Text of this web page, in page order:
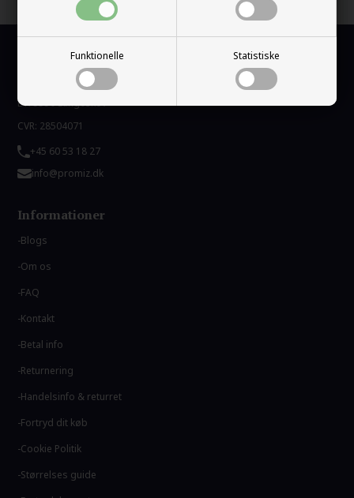
Funktionelle Statistiske
Kundeservice
Promiz / Marjoe ApS
DK-5550 Langeskov
CVR: 28504071
+45 60 53 18 27
info@promiz.dk
Informationer
Blogs
Om os
FAQ
Kontakt
Betal info
Returnering
Handelsinfo & returret
Fortryd dit køb
Cookie Politik
Størrelses guide